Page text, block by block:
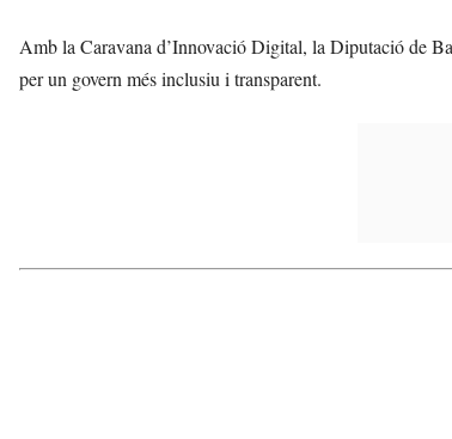
Amb la Caravana d’Innovació Digital, la Diputació de
per un govern més inclusiu i transparent.